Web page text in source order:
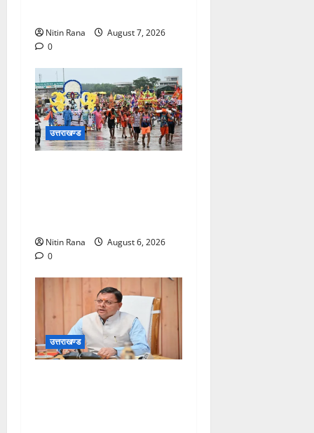
Nitin Rana
August 7, 2026
0
उत्तराखण्ड
Nitin Rana
August 6, 2026
0
उत्तराखण्ड